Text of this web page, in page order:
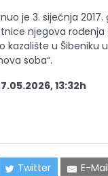
je 3. siječnja
njegova rođenja
kazalište u Šibeniku
soba“.
13:32h
Twitter E-Mail